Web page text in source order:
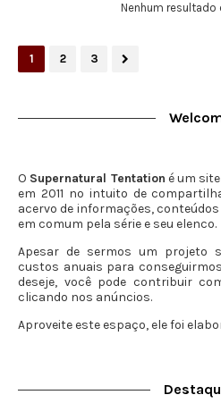
Nenhum resultado
1 2 3
O Supernatural Tentation é um
em 2011 no intuito de
acervo de informações,
em comum pela série e seu elenco.
Apesar de sermos um projeto
custos anuais para
deseje, você pode contribuir
clicando nos anúncios.
Aproveite este espaço, ele foi